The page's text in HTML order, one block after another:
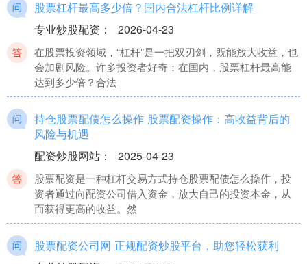
股票杠杆最高多少倍？国内合法杠杆比例详解
专业炒股配资 ： 2026-04-23
在股票投资领域，“杠杆”是一把双刃剑，既能放大收益，也
会加剧风险。许多投资者好奇：在国内，股票杠杆最高能
达到多少倍？合法
持仓股票配债怎么操作 股票配资操作：高收益背后的
风险与机遇
配资炒股网站 ： 2025-04-23
股票配资是一种杠杆交易方式持仓股票配债怎么操作，投
资者通过向配资公司借入资金，放大自己的投资本金，从
而获得更高的收益。然
股票配资公司网 正规配资炒股平台，助您轻松获利